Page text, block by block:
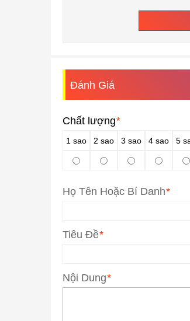
Đánh Giá
Chất lượng*
1 sao 2 sao 3 sao 4 sao 5
*
Họ Tên Hoặc Bí Danh
*
Tiêu Đề
*
Nội Dung